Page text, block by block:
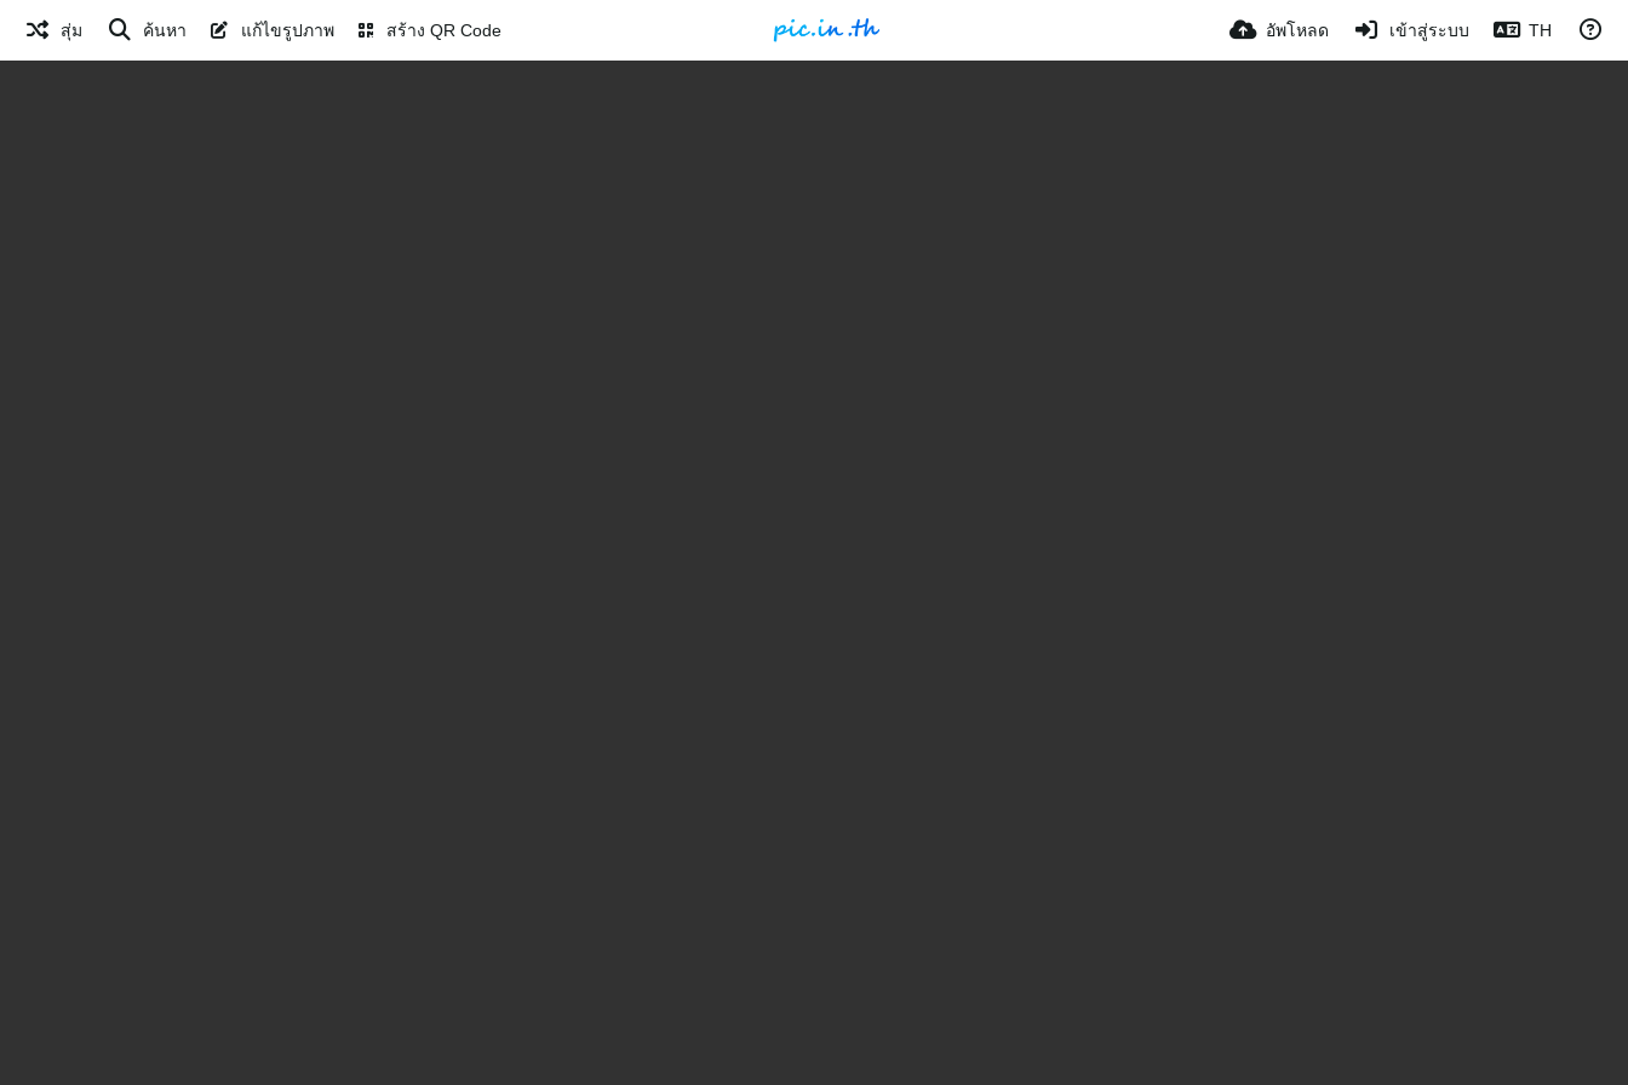
สุ่ม ค้นหา แก้ไขรูปภาพ สร้าง QR Code อัพโหลด เข้าสู่ระบบ TH